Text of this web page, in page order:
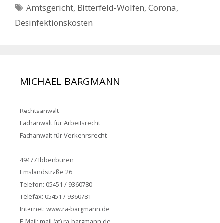
Schlagwörter
Amtsgericht, Bitterfeld-Wolfen,Corona,
Desinfektionskosten
MICHAEL BARGMANN
Rechtsanwalt
Fachanwalt für Arbeitsrecht
Fachanwalt für Verkehrsrecht
49477 Ibbenbüren
Emslandstraße 26
Telefon: 05451 / 9360780
Telefax: 05451 / 9360781
Internet: www.ra-bargmann.de
E-Mail: mail (at) ra-bargmann.de